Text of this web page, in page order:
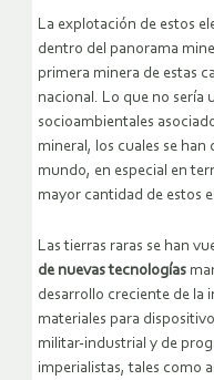
La explotación de estos
dentro del panorama
primera minera de estas
nacional. Lo que no sería
socioambientales
mineral, los cuales se han
mundo, en especial en
mayor cantidad de estos
Las tierras raras se han
de nuevas tecnologías
desarrollo creciente de la
materiales para
militar-industrial y de
imperialistas, tales como